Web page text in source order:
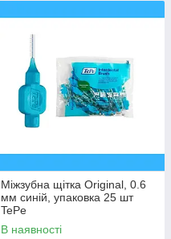
Міжзубна щітка Original, 0.6
мм синій, упаковка 25 шт
TePe
В наявності